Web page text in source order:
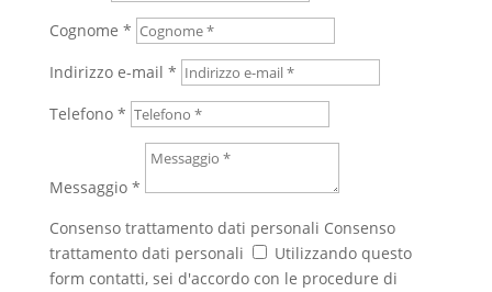
Cognome *
Indirizzo e-mail *
Telefono *
Messaggio *
Consenso trattamento dati personali Consenso
trattamento dati personali
Utilizzando questo
form contatti, sei d'accordo con le procedure di